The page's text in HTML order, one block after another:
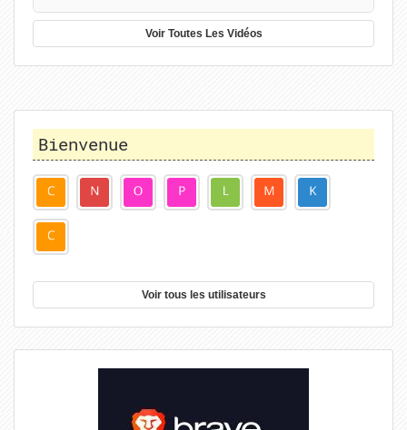
Voir Toutes Les Vidéos
Bienvenue
Voir tous les utilisateurs